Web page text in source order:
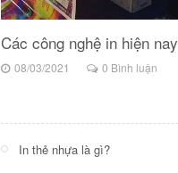
Các công nghệ in hiện nay
08/03/2021 0 Bình luận
In thẻ nhựa là gì?